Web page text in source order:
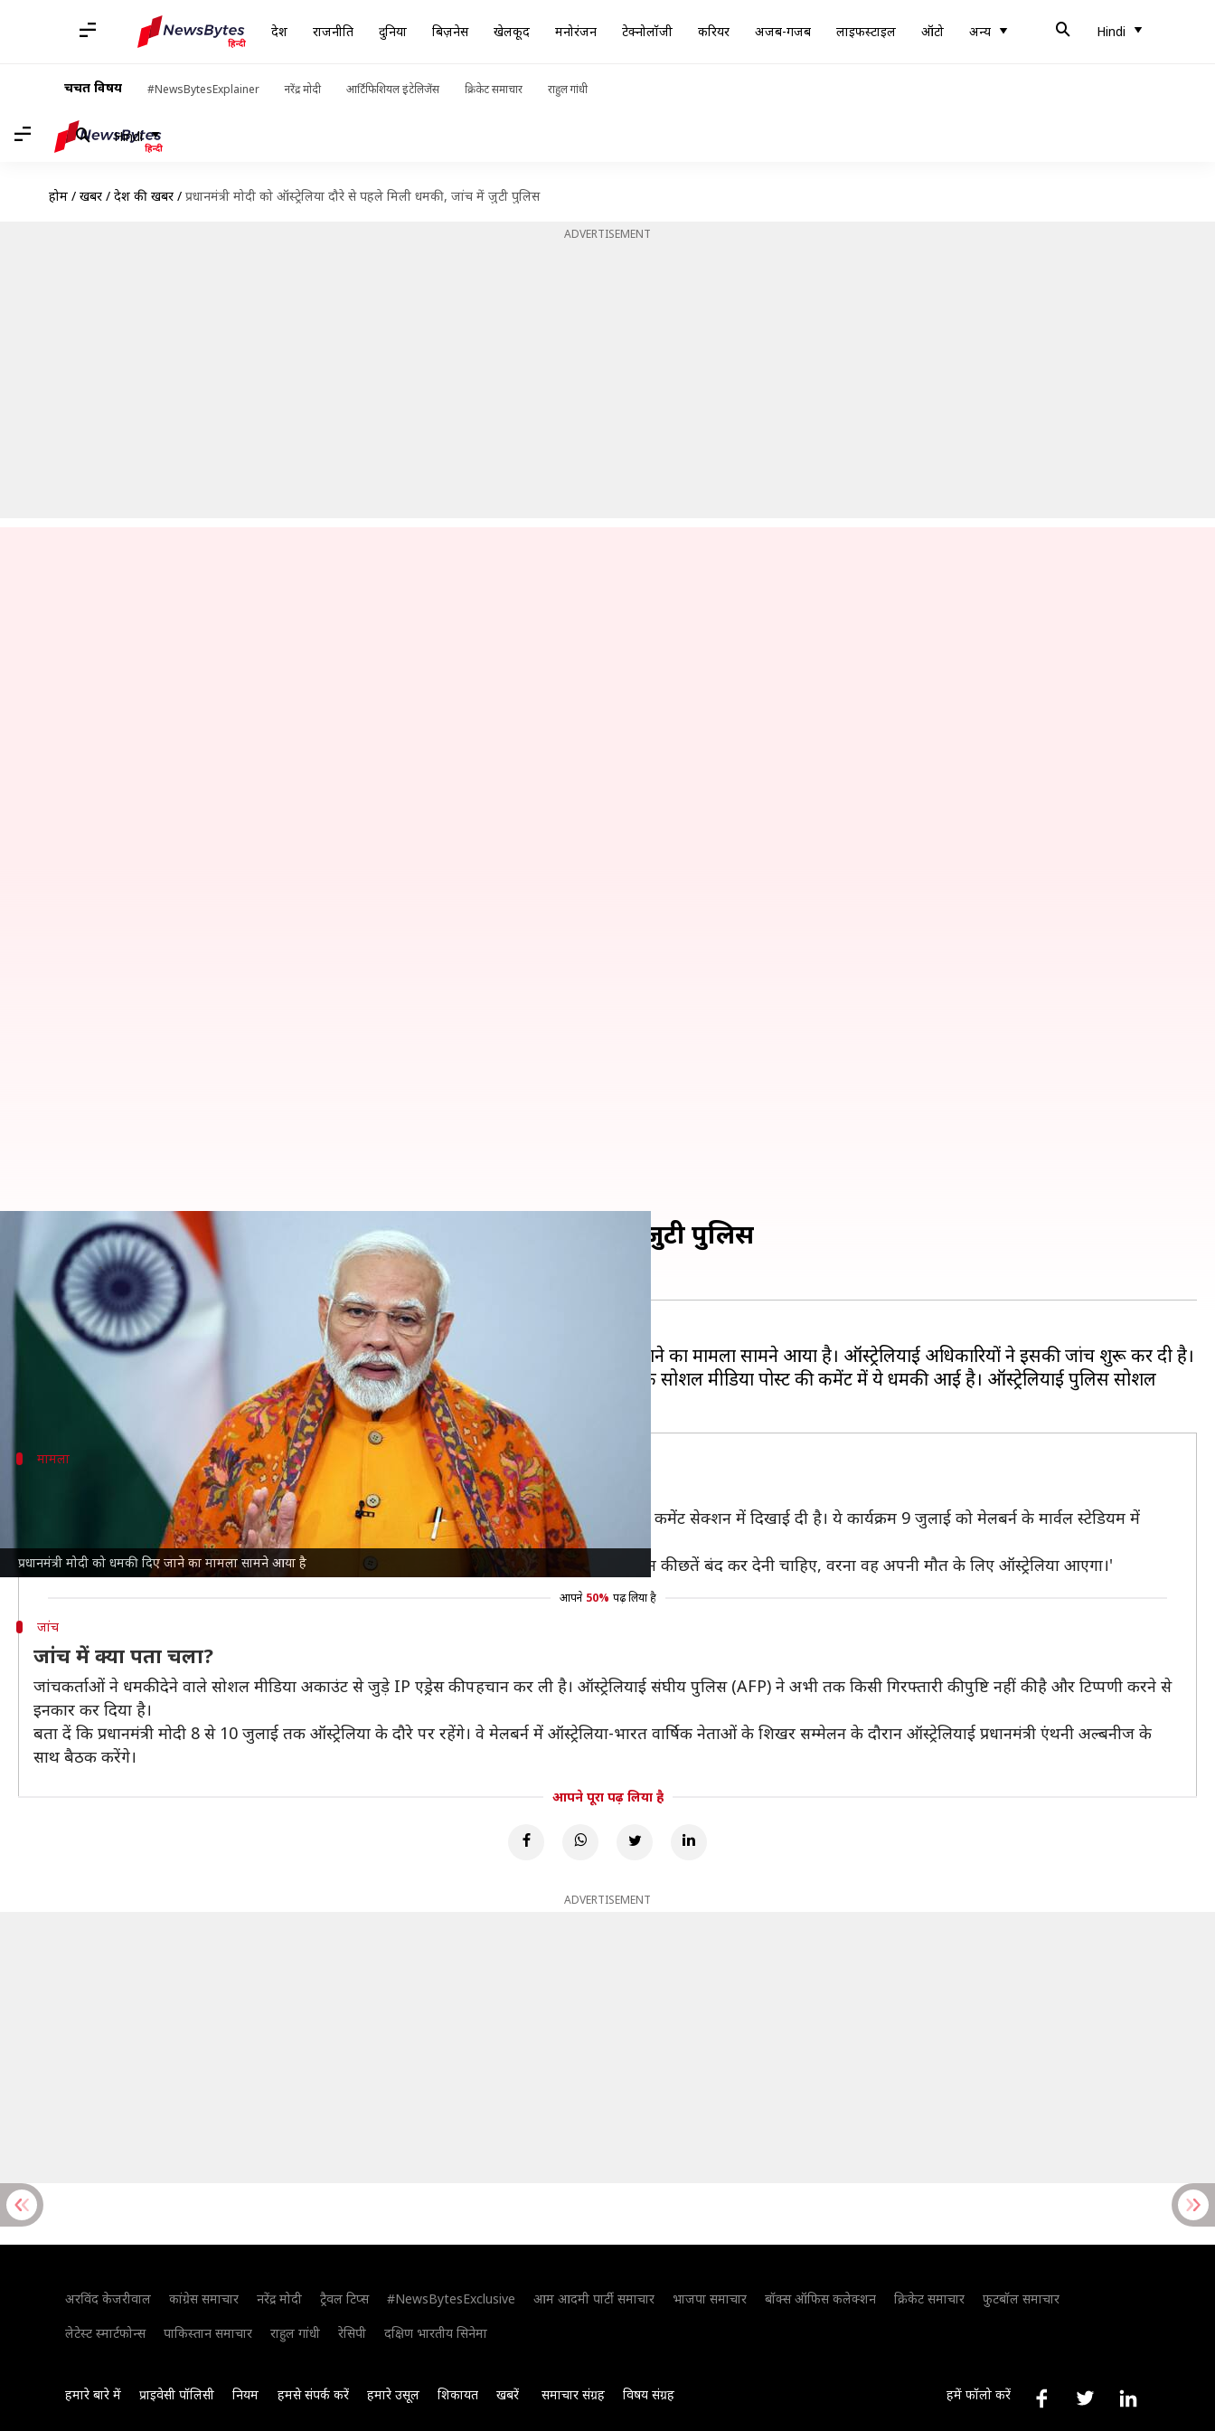
देश राजनीति दुनिया बिज़नेस खेलकूद मनोरंजन टेक्नोलॉजी करियर अजब-गजब लाइफस्टाइल ऑटो अन्य Hindi
चर्चित विषय #NewsBytesExplainer नरेंद्र मोदी आर्टिफिशियल इंटेलिजेंस क्रिकेट समाचार राहुल गांधी
Hindi
होम / खबरें / देश की खबरें / प्रधानमंत्री मोदी को ऑस्ट्रेलिया दौरे से पहले मिली धमकी, जांच में जुटी पुलिस
ADVERTISEMENT
प्रधानमंत्री मोदी को धमकी दिए जाने का मामला सामने आया है
प्रधानमंत्री मोदी को ऑस्ट्रेलिया दौरे से पहले मिली धमकी, जांच में जुटी पुलिस
आबिद खान Jul 04, 2026 07:01 pm
क्या है खबर?
प्रधानमंत्री नरेंद्र मोदीकी
यात्रा से पहले उन्हें कथित तौर पर जान से मारने की धमकी दिए जाने का मामला सामने आया है। ऑस्ट्रेलियाई अधिकारियों ने इसकी जांच शुरू कर दी है।
रिपोर्ट के मुताबिक, 9 जुलाई को मेलबर्न में आयोजित होने वाले प्रधानमंत्री मोदी के कार्यक्रम से जुड़े एक सोशल मीडिया पोस्ट की कमेंट में ये धमकी आई है। ऑस्ट्रेलियाई पुलिस सोशल
मामला
क्या है धमकी का मामला?
के अनुसार , यह धमकी 'मेलबर्न मीट्स मोदी' नामक एक कार्यक्रम से जुड़े फेसबुक पोस्ट के कमेंट सेक्शन में दिखाई दी है। ये कार्यक्रम 9 जुलाई को मेलबर्न के मार्वल स्टेडियम में
आयोजित होने वाला है।
'अबू मुस्तफा' नामक एक यूजर ने अकाउंट से पोस्ट की गई टिप्पणी में लिखा था, 'कार्यक्रम के दौरान स्टेडियम की छतें बंद कर देनी चाहिए, वरना वह अपनी मौत के लिए ऑस्ट्रेलिया आएगा।'
आपने 50% पढ़ लिया है
जांच
जांच में क्या पता चला?
जांचकर्ताओं ने धमकी देने वाले सोशल मीडिया अकाउंट से जुड़े IP एड्रेस की पहचान कर ली है। ऑस्ट्रेलियाई संघीय पुलिस (AFP) ने अभी तक किसी गिरफ्तारी की पुष्टि नहीं की है और टिप्पणी करने से
इनकार कर दिया है।
बता दें कि प्रधानमंत्री मोदी 8 से 10 जुलाई तक ऑस्ट्रेलिया के दौरे पर रहेंगे। वे मेलबर्न में ऑस्ट्रेलिया-भारत वार्षिक नेताओं के शिखर सम्मेलन के दौरान ऑस्ट्रेलियाई प्रधानमंत्री एंथनी अल्बनीज के
साथ बैठक करेंगे।
आपने पूरा पढ़ लिया है
ADVERTISEMENT
अरविंद केजरीवाल कांग्रेस समाचार नरेंद्र मोदी ट्रैवल टिप्स #NewsBytesExclusive आम आदमी पार्टी समाचार भाजपा समाचार बॉक्स ऑफिस कलेक्शन क्रिकेट समाचार
फुटबॉल समाचार
लेटेस्ट स्मार्टफोन्स
पाकिस्तान समाचार राहुल गांधी रेसिपी दक्षिण भारतीय सिनेमा
हमारे बारे में प्राइवेसी पॉलिसी नियम हमसे संपर्क करें हमारे उसूल शिकायत खबरें समाचार संग्रह विषय संग्रह हमें फॉलो करें